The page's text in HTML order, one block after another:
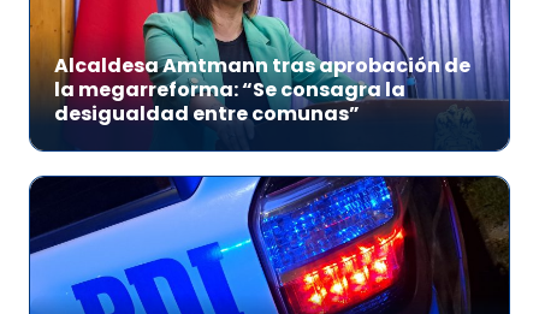
Alcaldesa Amtmann tras aprobación de
la megarreforma: “Se consagra la
desigualdad entre comunas”